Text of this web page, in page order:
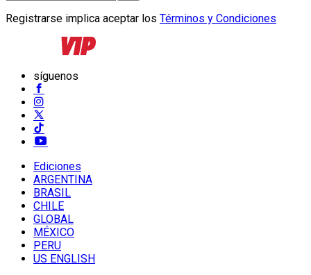
Registrarse implica aceptar los Términos y Condiciones
síguenos
Ediciones
ARGENTINA
BRASIL
CHILE
GLOBAL
MÉXICO
PERU
US ENGLISH